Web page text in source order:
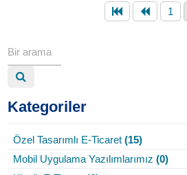
1
Kategoriler
Özel Tasarımlı E-Ticaret(15)
Mobil Uygulama Yazılımlarımız(0)